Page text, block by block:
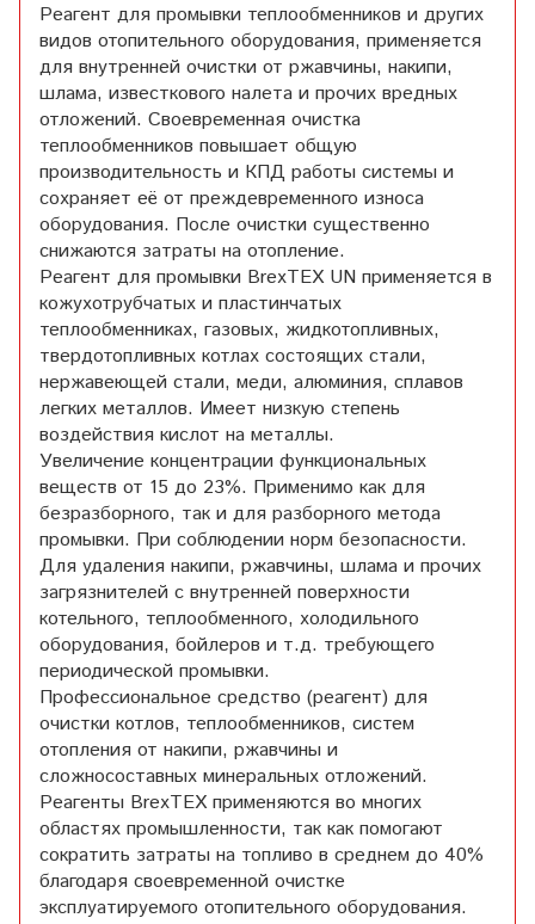
Реагент для промывки теплообменников и других
видов отопительного оборудования, применяется
для внутренней очистки от ржавчины, накипи,
шлама, известкового налета и прочих вредных
отложений. Своевременная очистка
теплообменников повышает общую
производительность и КПД работы системы и
сохраняет её от преждевременного износа
оборудования. После очистки существенно
снижаются затраты на отопление.
Реагент для промывки BrexTEX UN применяется в
кожухотрубчатых и пластинчатых
теплообменниках, газовых, жидкотопливных,
твердотопливных котлах состоящих стали,
нержавеющей стали, меди, алюминия, сплавов
легких металлов. Имеет низкую степень
воздействия кислот на металлы.
Увеличение концентрации функциональных
веществ от 15 до 23%. Применимо как для
безразборного, так и для разборного метода
промывки. При соблюдении норм безопасности.
Для удаления накипи, ржавчины, шлама и прочих
загрязнителей с внутренней поверхности
котельного, теплообменного, холодильного
оборудования, бойлеров и т.д. требующего
периодической промывки.
Профессиональное средство (реагент) для
очистки котлов, теплообменников, систем
отопления от накипи, ржавчины и
сложносоставных минеральных отложений.
Реагенты BrexTEX применяются во многих
областях промышленности, так как помогают
сократить затраты на топливо в среднем до 40%
благодаря своевременной очистке
эксплуатируемого отопительного оборудования.